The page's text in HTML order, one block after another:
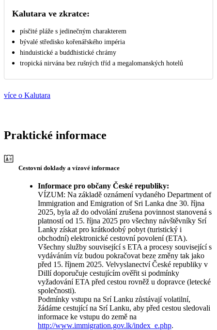
Kalutara ve zkratce:
písčité pláže s jedinečným charakterem
bývalé středisko kořenářského impéria
hinduistické a buddhistické chrámy
tropická nirvána bez rušných tříd a megalomanských hotelů
více o Kalutara
Praktické informace
Cestovní doklady a vízové informace
Informace pro občany České republiky:
VÍZUM: Na základě oznámení vydaného Department of
Immigration and Emigration of Sri Lanka dne 30. října
2025, byla až do odvolání zrušena povinnost stanovená s
platností od 15. října 2025 pro všechny návštěvníky Srí
Lanky získat pro krátkodobý pobyt (turistický i
obchodní) elektronické cestovní povolení (ETA).
Všechny služby související s ETA a procesy související s
vydáváním víz budou pokračovat beze změny tak jako
před 15. říjnem 2025. Velvyslanectví České republiky v
Dillí doporučuje cestujícím ověřit si podmínky
vyžadování ETA před cestou rovněž u dopravce (letecké
společnosti).
Podmínky vstupu na Srí Lanku zůstávají volatilní,
žádáme cestující na Srí Lanku, aby před cestou sledovali
informace ke vstupu do země na
http://www.immigration.gov.lk/index_e.php.